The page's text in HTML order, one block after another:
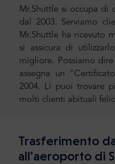
Mr.Shuttle si occupa di
dal 2003. Serviamo
Mr.Shuttle ha ricevuto
si assicura di
migliore. Possiamo
assegna un
2004. Lì puoi trovare
molti clienti abituali
Trasferimento
all'aeroporto di